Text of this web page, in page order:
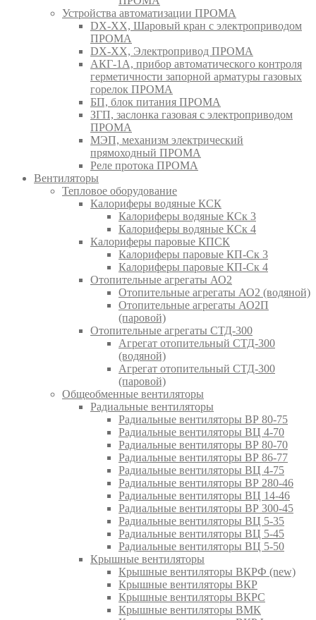
Устройства автоматизации ПРОМА
DX-XX, Шаровый кран c электроприводом
ПРОМА
DX-XX, Электропривод ПРОМА
АКГ-1А, прибор автоматического контроля
герметичности запорной арматуры газовых
горелок ПРОМА
БП, блок питания ПРОМА
ЗГП, заслонка газовая с электроприводом
ПРОМА
МЭП, механизм электрический
прямоходный ПРОМА
Реле протока ПРОМА
Вентиляторы
Тепловое оборудование
Калориферы водяные КСК
Калориферы водяные КСк 3
Калориферы водяные КСк 4
Калориферы паровые КПСК
Калориферы паровые КП-Ск 3
Калориферы паровые КП-Ск 4
Отопительные агрегаты АО2
Отопительные агрегаты АО2 (водяной)
Отопительные агрегаты АО2П
(паровой)
Отопительные агрегаты СТД-300
Агрегат отопительный СТД-300
(водяной)
Агрегат отопительный СТД-300
(паровой)
Общеобменные вентиляторы
Радиальные вентиляторы
Радиальные вентиляторы ВР 80-75
Радиальные вентиляторы ВЦ 4-70
Радиальные вентиляторы ВР 80-70
Радиальные вентиляторы ВР 86-77
Радиальные вентиляторы ВЦ 4-75
Радиальные вентиляторы ВР 280-46
Радиальные вентиляторы ВЦ 14-46
Радиальные вентиляторы ВР 300-45
Радиальные вентиляторы ВЦ 5-35
Радиальные вентиляторы ВЦ 5-45
Радиальные вентиляторы ВЦ 5-50
Крышные вентиляторы
Крышные вентиляторы ВКРФ (new)
Крышные вентиляторы ВКР
Крышные вентиляторы ВКРС
Крышные вентиляторы ВМК